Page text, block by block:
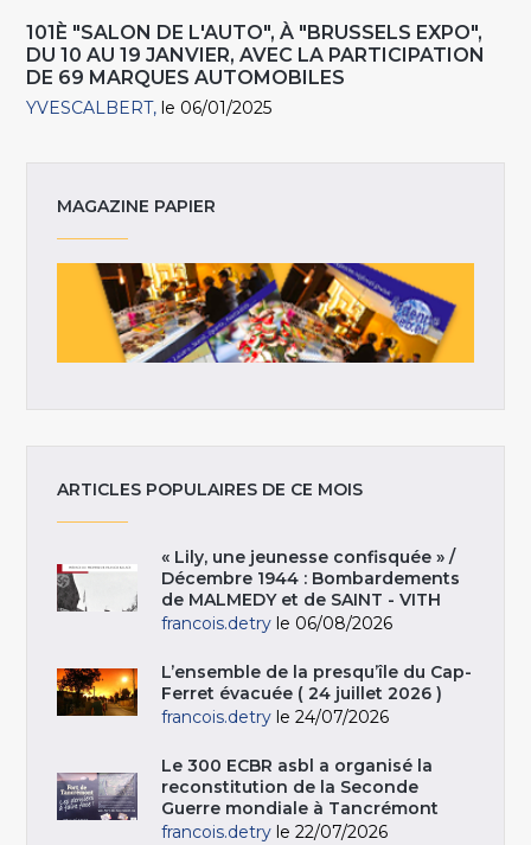
101È "SALON DE L'AUTO", À "BRUSSELS EXPO",
DU 10 AU 19 JANVIER, AVEC LA PARTICIPATION
DE 69 MARQUES AUTOMOBILES
YVESCALBERT le 06/01/2025
MAGAZINE PAPIER
ARTICLES POPULAIRES DE CE MOIS
« Lily, une jeunesse confisquée » /
Décembre 1944 : Bombardements
de MALMEDY et de SAINT - VITH
francois.detry le 06/08/2026
L’ensemble de la presqu’île du Cap-
Ferret évacuée ( 24 juillet 2026 )
francois.detry le 24/07/2026
Le 300 ECBR asbl a organisé la
reconstitution de la Seconde
Guerre mondiale à Tancrémont
francois.detry le 22/07/2026